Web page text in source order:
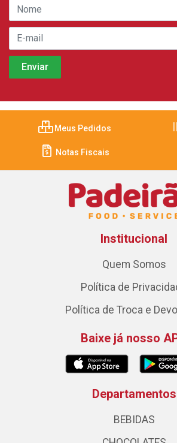
Meus Pedidos
Notas Fiscais
Institucional
Quem Somos
Política de
Política de Troca e
Baixe já nosso
Departamentos
BEBIDAS